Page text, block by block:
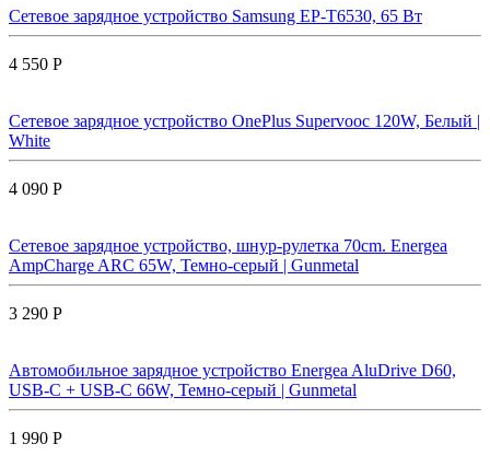
Сетевое зарядное устройство Samsung EP-T6530, 65 Вт
4 550 Р
Сетевое зарядное устройство OnePlus Supervooc 120W, Белый |
White
4 090 Р
Сетевое зарядное устройство, шнур-рулетка 70cm. Energea
AmpCharge ARC 65W, Темно-серый | Gunmetal
3 290 Р
Автомобильное зарядное устройство Energea AluDrive D60,
USB-C + USB-С 66W, Темно-серый | Gunmetal
1 990 Р